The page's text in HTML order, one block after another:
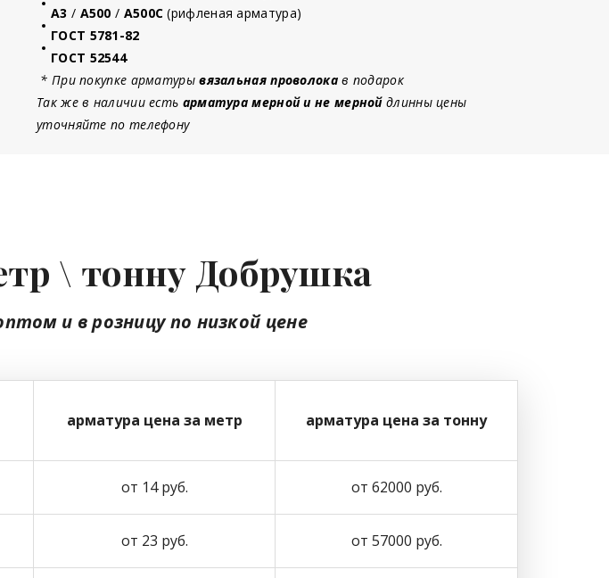
А3 / А500 / А500С (рифленая арматура)
ГОСТ 5781-82
ГОСТ 52544
* При покупке арматурывязальная проволокав подарок
Так же в наличии есть арматура мерной и не мернойдлинны цены
уточняйте по телефону
\ тонну Добрушка
и в розницупо низкой цене
арматура цена за метр арматура цена за тонну
от 14 руб. от 62000 руб.
от 23 руб. от 57000 руб.